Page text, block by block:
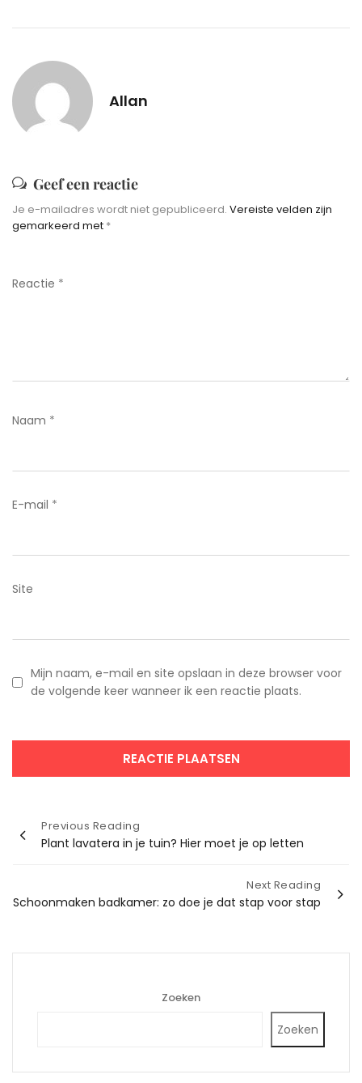
Allan
Geef een reactie
Je e-mailadres wordt niet gepubliceerd. Vereiste velden zijn
gemarkeerd met *
Reactie *
Naam *
E-mail *
Site
Mijn naam, e-mail en site opslaan in deze browser voor
de volgende keer wanneer ik een reactie plaats.
Bericht
navigatie
Previous Reading
Plant lavatera in je tuin? Hier moet je op letten
Next Reading
Schoonmaken badkamer: zo doe je dat stap voor stap
Zoeken
Zoeken